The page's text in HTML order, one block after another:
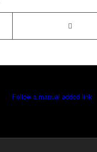
Follow a manual added link